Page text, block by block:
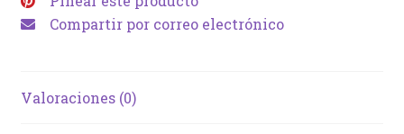
Compartir por correo electrónico
Valoraciones (0)